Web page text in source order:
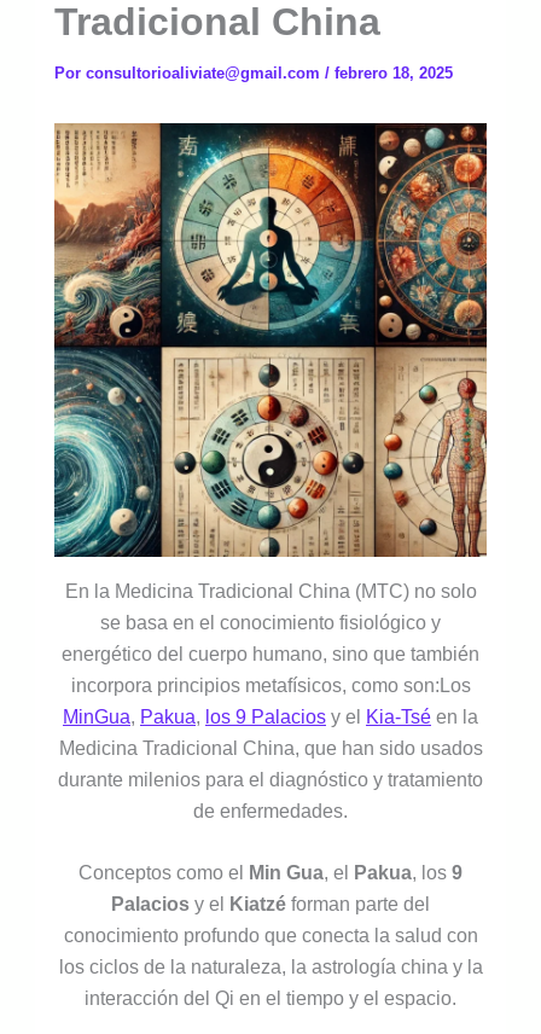
Tradicional China
Por consultorioaliviate@gmail.com / febrero 18, 2025
En la Medicina Tradicional China (MTC) no solo
se basa en el conocimiento fisiológico y
energético del cuerpo humano, sino que también
incorpora principios metafísicos, como son:Los
MinGua, Pakua, los 9 Palacios y el Kia-Tsé en la
Medicina Tradicional China, que han sido usados
durante milenios para el diagnóstico y tratamiento
de enfermedades.
Conceptos como el Min Gua, el Pakua, los 9
Palacios y el Kiatzé forman parte del
conocimiento profundo que conecta la salud con
los ciclos de la naturaleza, la astrología china y la
interacción del Qi en el tiempo y el espacio.